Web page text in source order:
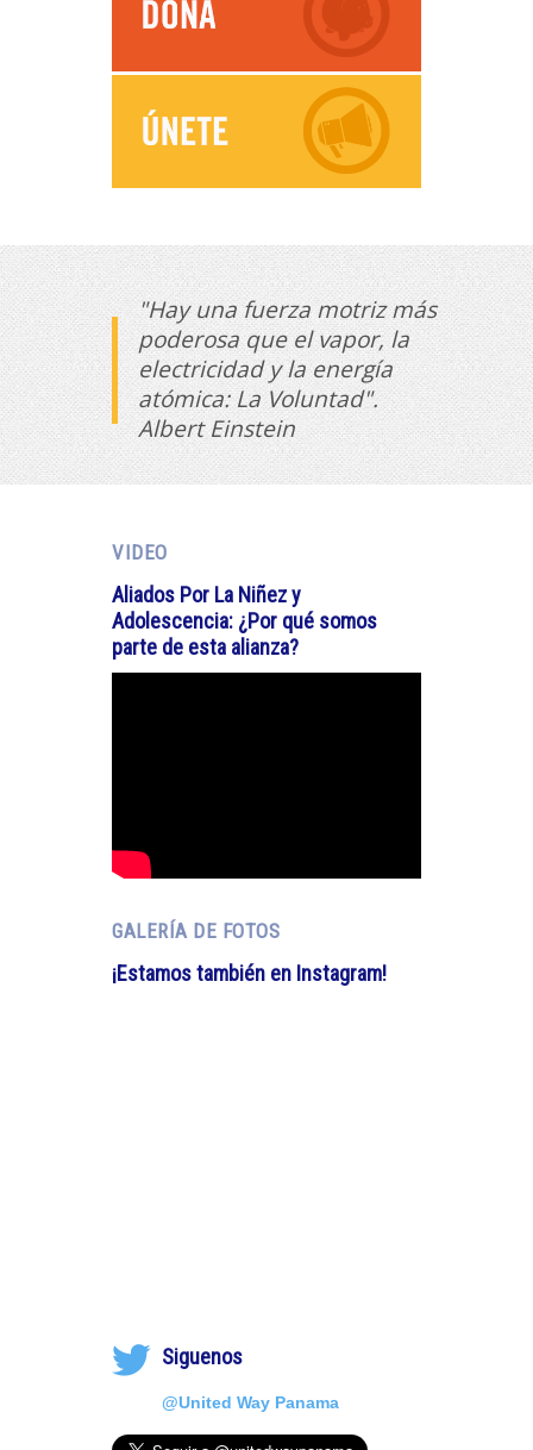
"Hay una fuerza motriz más
poderosa que el vapor, la
electricidad y la energía
atómica: La Voluntad".
Albert Einstein
VIDEO
Aliados Por La Niñez y
Adolescencia: ¿Por qué somos
parte de esta alianza?
GALERÍA DE FOTOS
¡Estamos también en Instagram!
Siguenos
@United Way Panama